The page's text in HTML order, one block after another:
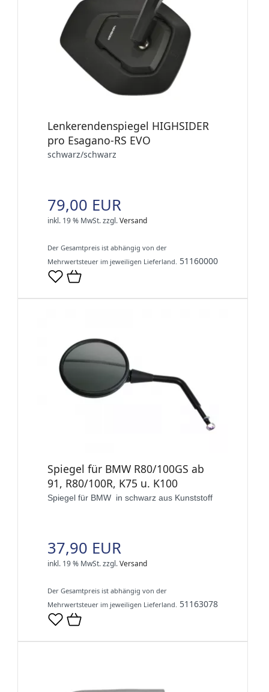
Lenkerendenspiegel HIGHSIDER
pro Esagano-RS EVO
schwarz/schwarz
79,00 EUR
inkl. 19 % MwSt.zzgl.Versand
Der Gesamtpreis ist abhängig von der
Mehrwertsteuer im jeweiligen Lieferland. 51160000
Spiegel für BMW R80/100GS ab
91, R80/100R, K75 u. K100
Spiegel für BMW in schwarz aus Kunststoff
37,90 EUR
inkl. 19 % MwSt.zzgl.Versand
Der Gesamtpreis ist abhängig von der
Mehrwertsteuer im jeweiligen Lieferland. 51163078